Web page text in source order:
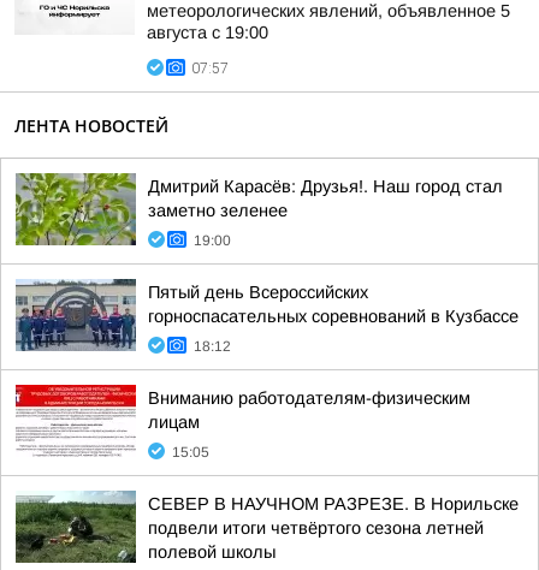
метеорологических явлений, объявленное 5
августа с 19:00
07:57
ЛЕНТА НОВОСТЕЙ
Дмитрий Карасёв: Друзья!. Наш город стал
заметно зеленее
19:00
Пятый день Всероссийских
горноспасательных соревнований в Кузбассе
18:12
Вниманию работодателям-физическим
лицам
15:05
СЕВЕР В НАУЧНОМ РАЗРЕЗЕ. В Норильске
подвели итоги четвёртого сезона летней
полевой школы